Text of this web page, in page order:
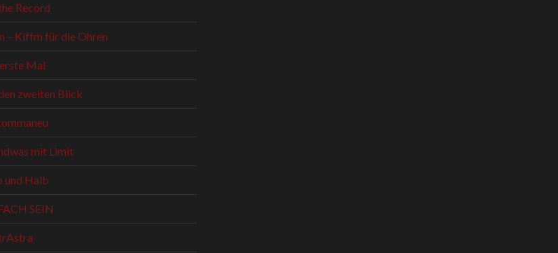
Record
– Kiffm für die Ohren
Mal
zweiten Blick
mit Limit
und Halb
SEIN